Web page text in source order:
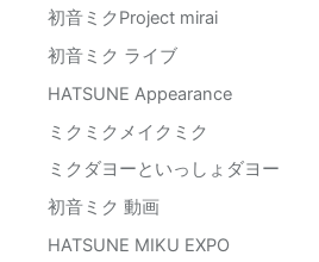
初音ミクProject mirai
初音ミク ライブ
HATSUNE Appearance
ミクミクメイクミク
ミクダヨーといっしょダヨー
初音ミク 動画
HATSUNE MIKU EXPO